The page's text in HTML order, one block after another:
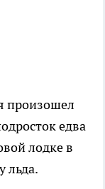
произошел
едва
лодке в
льда.